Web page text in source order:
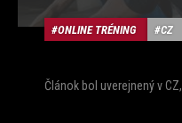
ONLINE TRÉNING CZ
Článok bol uverejnený vCZ,